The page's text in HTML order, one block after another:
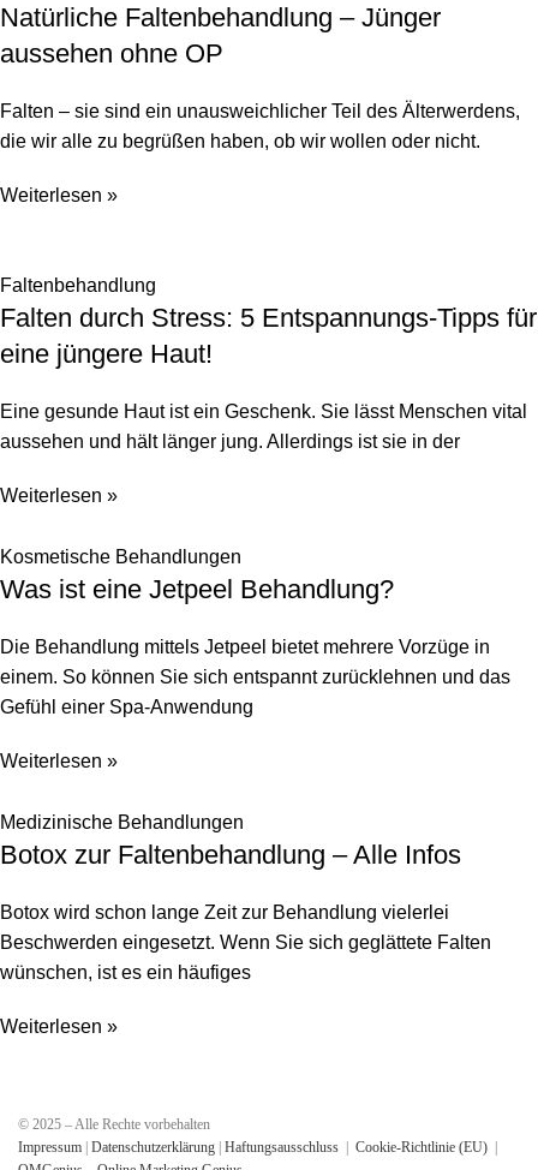
Natürliche Faltenbehandlung – Jünger
aussehen ohne OP
Falten – sie sind ein unausweichlicher Teil des Älterwerdens,
die wir alle zu begrüßen haben, ob wir wollen oder nicht.
Weiterlesen »
Faltenbehandlung
Falten durch Stress: 5 Entspannungs-Tipps für
eine jüngere Haut!
Eine gesunde Haut ist ein Geschenk. Sie lässt Menschen vital
aussehen und hält länger jung. Allerdings ist sie in der
Weiterlesen »
Kosmetische Behandlungen
Was ist eine Jetpeel Behandlung?
Die Behandlung mittels Jetpeel bietet mehrere Vorzüge in
einem. So können Sie sich entspannt zurücklehnen und das
Gefühl einer Spa-Anwendung
Weiterlesen »
Medizinische Behandlungen
Botox zur Faltenbehandlung – Alle Infos
Botox wird schon lange Zeit zur Behandlung vielerlei
Beschwerden eingesetzt. Wenn Sie sich geglättete Falten
wünschen, ist es ein häufiges
Weiterlesen »
© 2025 – Alle Rechte vorbehalten
Impressum Datenschutzerklärung Haftungsausschluss Cookie-Richtlinie (EU)